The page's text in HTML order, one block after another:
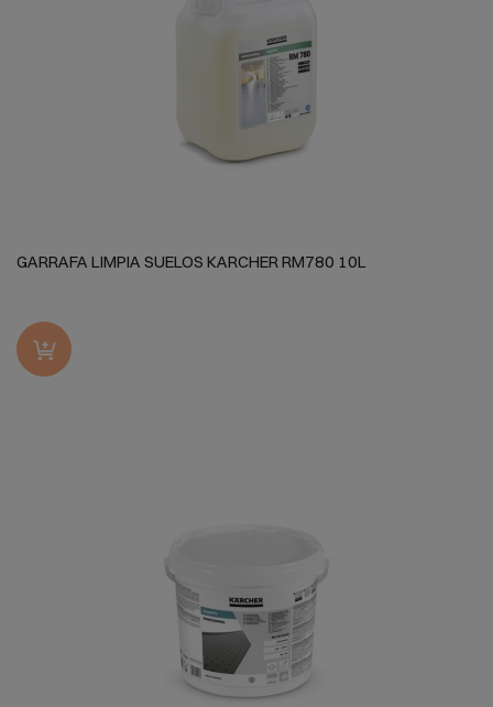
GARRAFA LIMPIA SUELOS KARCHER RM780 10L